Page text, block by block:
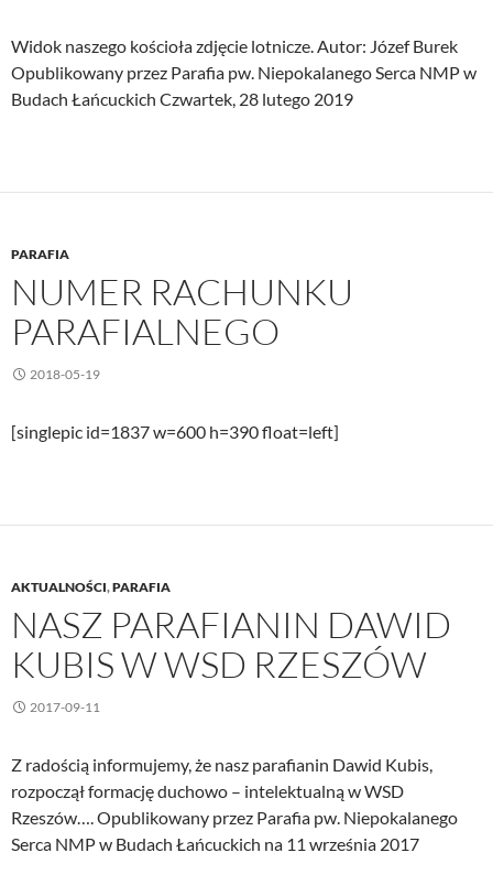
Widok naszego kościoła zdjęcie lotnicze. Autor: Józef Burek
Opublikowany przez Parafia pw. Niepokalanego Serca NMP w
Budach Łańcuckich Czwartek, 28 lutego 2019
PARAFIA
NUMER RACHUNKU
PARAFIALNEGO
2018-05-19
[singlepic id=1837 w=600 h=390 float=left]
AKTUALNOŚCI,PARAFIA
NASZ PARAFIANIN DAWID
KUBIS W WSD RZESZÓW
2017-09-11
Z radością informujemy, że nasz parafianin Dawid Kubis,
rozpoczął formację duchowo – intelektualną w WSD
Rzeszów…. Opublikowany przez Parafia pw. Niepokalanego
Serca NMP w Budach Łańcuckich na 11 września 2017